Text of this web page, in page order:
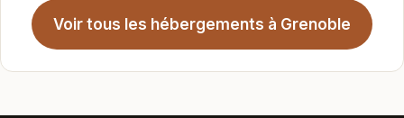
Voir tous les hébergements à Grenoble